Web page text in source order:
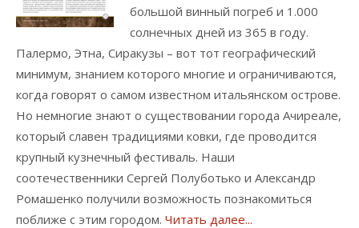
большой винный погреб и 1.000
солнечных дней из 365 в году.
Палермо, Этна, Сиракузы – вот тот географический
минимум, знанием которого многие и ограничиваются,
когда говорят о самом известном итальянском острове.
Но немногие знают о существовании города Ачиреале,
который славен традициями ковки, где проводится
крупный кузнечный фестиваль. Наши
соотечественники Сергей Полуботько и Александр
Ромашенко получили возможность познакомиться
поближе с этим городом. Читать далее...